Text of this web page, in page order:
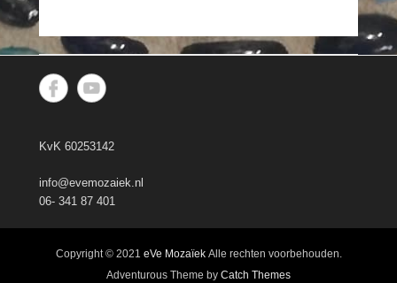
KvK 60253142
info@evemozaiek.nl
06- 341 87 401
Copyright © 2021 eVe MozaïekAlle rechten voorbehouden.
Adventurous Theme by Catch Themes